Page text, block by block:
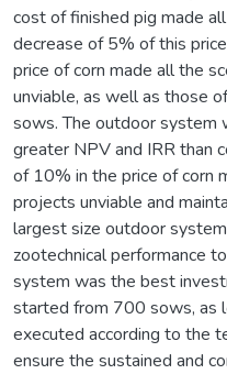
cost of finished pig made
decrease of 5% of this
price of corn made all the
unviable, as well as those
sows. The outdoor
greater NPV and IRR than
of 10% in the price of corn
projects unviable and
largest size outdoor
zootechnical performance
system was the best
started from 700 sows, as
executed according to the
ensure the sustained and